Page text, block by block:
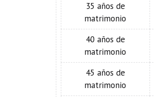
35 años de
matrimonio
40 años de
matrimonio
45 años de
matrimonio